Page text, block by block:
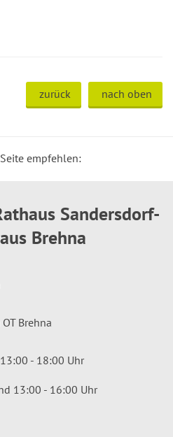
zurück nach oben
Seite empfehlen:
Sandersdorf-
Brehna
Brehna
- 18:00 Uhr
13:00 - 16:00 Uhr